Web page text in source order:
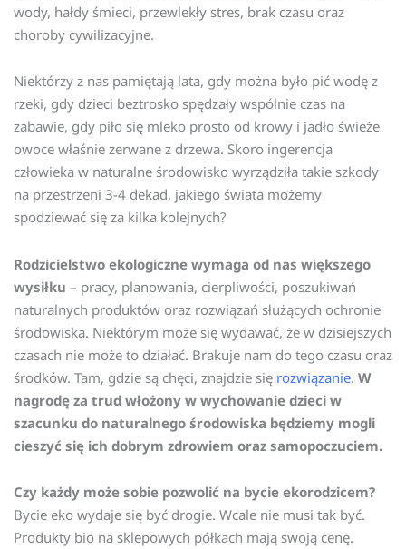
wody, hałdy śmieci, przewlekły stres, brak czasu oraz
choroby cywilizacyjne.
Niektórzy z nas pamiętają lata, gdy można było pić wodę z
rzeki, gdy dzieci beztrosko spędzały wspólnie czas na
zabawie, gdy piło się mleko prosto od krowy i jadło świeże
owoce właśnie zerwane z drzewa. Skoro ingerencja
człowieka w naturalne środowisko wyrządziła takie szkody
na przestrzeni 3-4 dekad, jakiego świata możemy
spodziewać się za kilka kolejnych?
Rodzicielstwo ekologiczne wymaga od nas większego
wysiłku – pracy, planowania, cierpliwości, poszukiwań
naturalnych produktów oraz rozwiązań służących ochronie
środowiska. Niektórym może się wydawać, że w dzisiejszych
czasach nie może to działać. Brakuje nam do tego czasu oraz
środków. Tam, gdzie są chęci, znajdzie się rozwiązanie. W
nagrodę za trud włożony w wychowanie dzieci w
szacunku do naturalnego środowiska będziemy mogli
cieszyć się ich dobrym zdrowiem oraz samopoczuciem.
Czy każdy może sobie pozwolić na bycie ekorodzicem?
Bycie eko wydaje się być drogie. Wcale nie musi tak być.
Produkty bio na sklepowych półkach mają swoją cenę.